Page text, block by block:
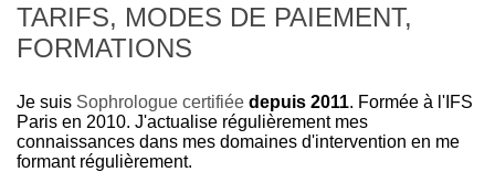
TARIFS, MODES DE PAIEMENT,
FORMATIONS
Je suis Sophrologue certifiée depuis 2011. Formée à l'IFS
Paris en 2010. J'actualise régulièrement mes
connaissances dans mes domaines d'intervention en me
formant régulièrement.